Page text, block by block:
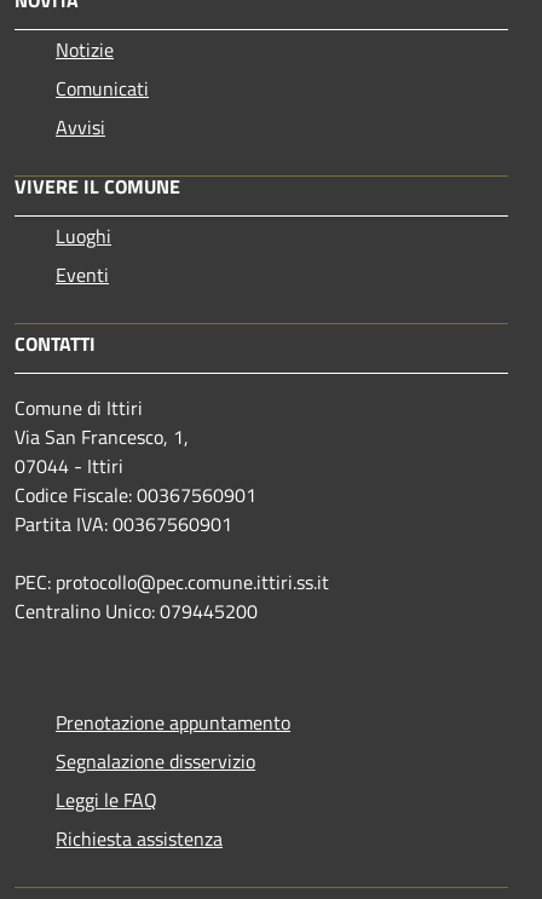
Notizie
Comunicati
Avvisi
VIVERE IL COMUNE
Luoghi
Eventi
CONTATTI
Comune di Ittiri
Via San Francesco, 1,
07044 - Ittiri
Codice Fiscale: 00367560901
Partita IVA: 00367560901
PEC: protocollo@pec.comune.ittiri.ss.it
Centralino Unico: 079445200
Prenotazione appuntamento
Segnalazione disservizio
Leggi le FAQ
Richiesta assistenza